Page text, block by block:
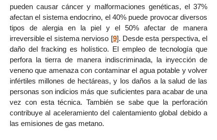
pueden causar cáncer y malformaciones genéticas, el 37%
afectan el sistema endocrino, el 40% puede provocar diversos
tipos de alergia en la piel y el 50% afectar de manera
irreversible el sistema nervioso [9]. Desde esta perspectiva, el
daño del fracking es holístico. El empleo de tecnología que
perfora la tierra de manera indiscriminada, la inyección de
veneno que amenaza con contaminar el agua potable y volver
infértiles millones de hectáreas, y los daños a la salud de las
personas son indicios más que suficientes para acabar de una
vez con esta técnica. También se sabe que la perforación
contribuye al aceleramiento del calentamiento global debido a
las emisiones de gas metano.